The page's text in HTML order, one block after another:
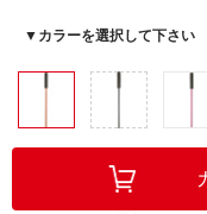
▼カラーを選択して下さい